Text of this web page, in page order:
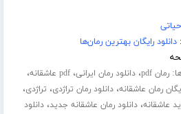
دانلود رایگان بهترین رمان‌ها
رمان pdf ،دانلود رمان ایرانی،pdf عاشقانه ،
رمان عاشقانه،دانلود رمان تراژدی، تراژدی،
عاشقانه،دانلود رمان عاشقانه جدید،دانلود